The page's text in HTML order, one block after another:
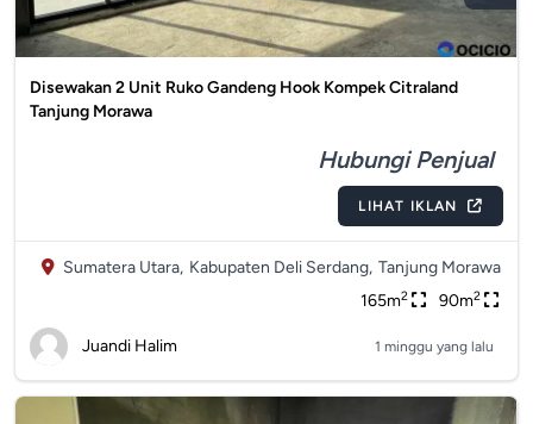
Disewakan 2 Unit Ruko Gandeng Hook Kompek Citraland
Tanjung Morawa
Hubungi Penjual
LIHAT IKLAN
Sumatera Utara, Kabupaten Deli Serdang, Tanjung Morawa
165m2 90m2
Juandi Halim 1 minggu yang lalu